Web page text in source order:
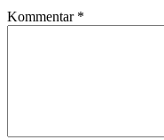
Kommentar *